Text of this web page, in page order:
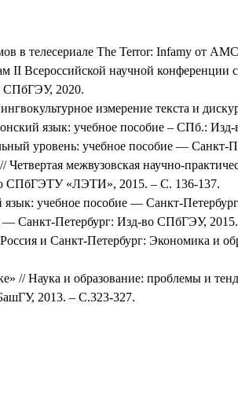
в телесериале The Terror: Infamy от
II Всероссийской научной
СПбГЭУ, 2020.
измерение текста и
язык: учебное пособие – СПб.:
уровень: учебное пособие — Санкт-
межвузовская научно-
СПбГЭТУ «ЛЭТИ», 2015. – С. 136-137.
язык: учебное пособие — Санкт-
— Санкт-Петербург: Изд-во СПбГЭУ, 2015.
и Санкт-Петербург: Экономика и
// Наука и образование: проблемы и
2013. – С.323-327.